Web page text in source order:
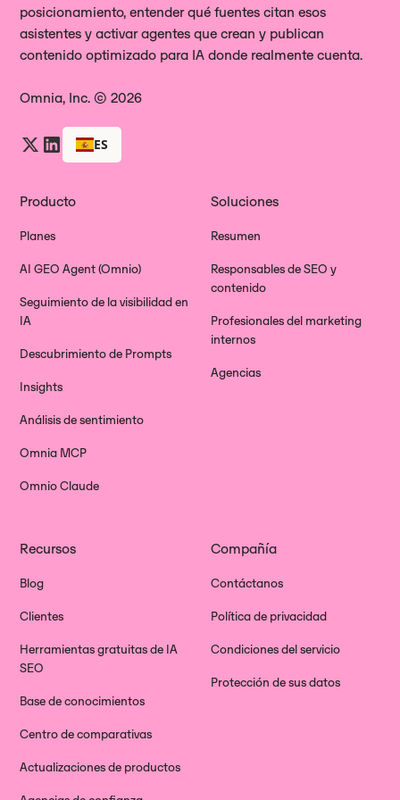
posicionamiento, entender qué fuentes citan esos
asistentes y activar agentes que crean y publican
contenido optimizado para IA donde realmente cuenta.
Omnia, Inc. © 2026
ES
Producto
Planes
AI GEO Agent (Omnio)
Seguimiento de la visibilidad en
IA
Descubrimiento de Prompts
Insights
Análisis de sentimiento
Omnia MCP
Omnio Claude
Soluciones
Resumen
Responsables de SEO y
contenido
Profesionales del marketing
internos
Agencias
Recursos
Blog
Clientes
Herramientas gratuitas de IA
SEO
Base de conocimientos
Centro de comparativas
Actualizaciones de productos
Compañía
Contáctanos
Política de privacidad
Condiciones del servicio
Protección de sus datos